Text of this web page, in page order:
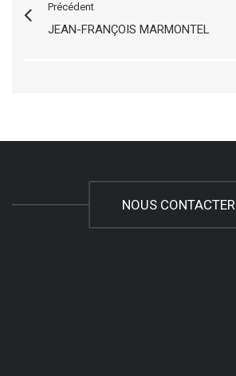
Précédent
JEAN-FRANÇOIS MARMONTEL
NOUS CONTACTER